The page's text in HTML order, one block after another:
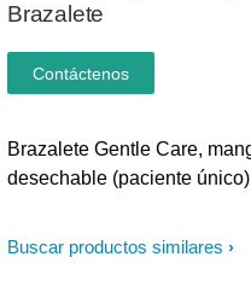
Brazalete
Buscar productos similares
Brazalete Gentle Care,
desechable (paciente único)
Contáctenos